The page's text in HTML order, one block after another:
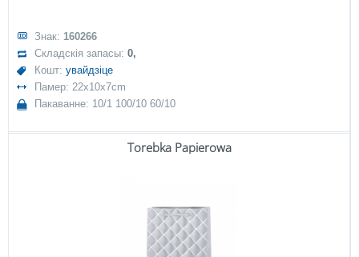
Знак: 160266
Складскія запасы:0,
Кошт:увайдзіце
Памер: 22x10x7cm
Пакаванне: 10/1 100/10 60/10
Torebka Papierowa